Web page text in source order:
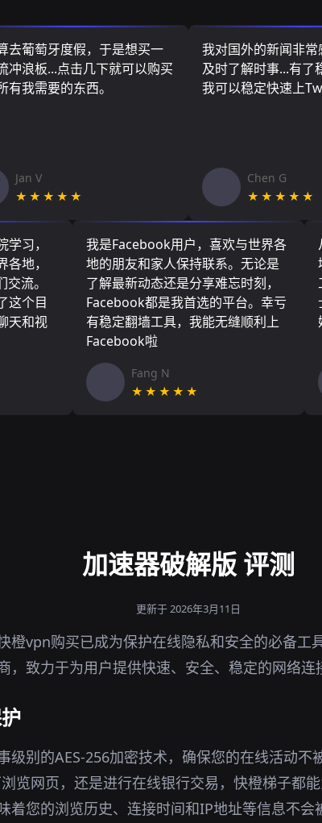
去葡萄牙度假，于是想买一
冲浪板...点击几下就可以购买
有我需要的东西。
Jan V
★★★★★
我对国外的新闻非
及时了解时事...有了
我可以稳定快速上
Chen G
★★★★★
习，
地，
流。
这个目
天和视
我是Facebook用户，喜欢与世界各
地的朋友和家人保持联系。无论是
了解最新动态还是分享难忘时刻，
Facebook都是我首选的平台。幸亏
有稳定翻墙工具，我能无缝顺利上
Facebook啦
Fang N
★★★★★
加速器破解版 评测
更新于 2026年3月11日
橙vpn购买已成为保护在线隐私和安全的必备工
，致力于为用户提供快速、安全、稳定的网络连
级别的AES-256加密技术，确保您的在线活动不
览网页，还是进行在线银行交易，快橙梯子都
着您的浏览历史、连接时间和IP地址等信息不会